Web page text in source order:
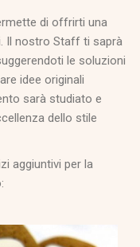
di offrirti una
Il nostro Staff ti saprà
le soluzioni
idee originali
sarà studiato e
dello stile
aggiuntivi per la